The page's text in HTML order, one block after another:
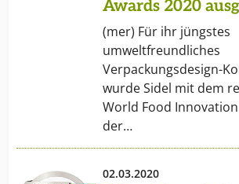
Awards 2020
(mer) Für ihr jüngstes
umweltfreundliches
Verpackungsdesign-
wurde Sidel mit dem
World Food Innovation
der…
02.03.2020